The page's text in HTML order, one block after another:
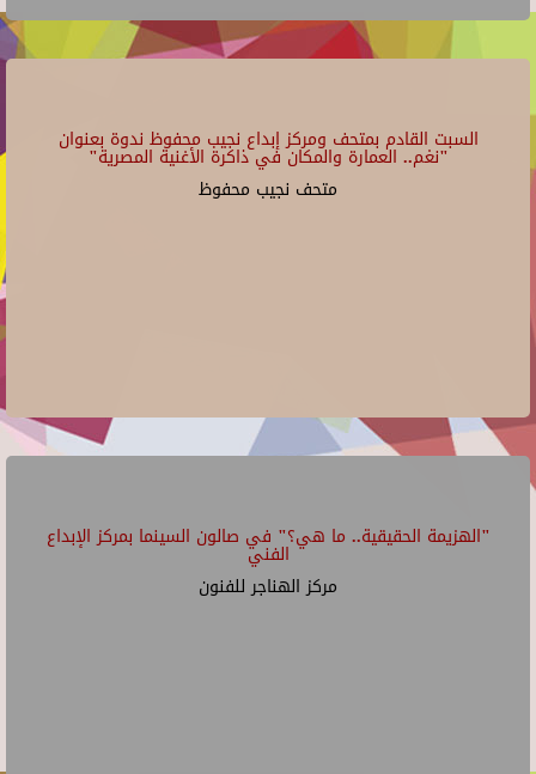
السبت القادم بمتحف ومركز إبداع نجيب محفوظ ندوة بعنوان
"نغم.. العمارة والمكان في ذاكرة الأغنية المصرية"
متحف نجيب محفوظ
"الهزيمة الحقيقية.. ما هي؟" في صالون السينما بمركز الإبداع
الفني
مركز الهناجر للفنون